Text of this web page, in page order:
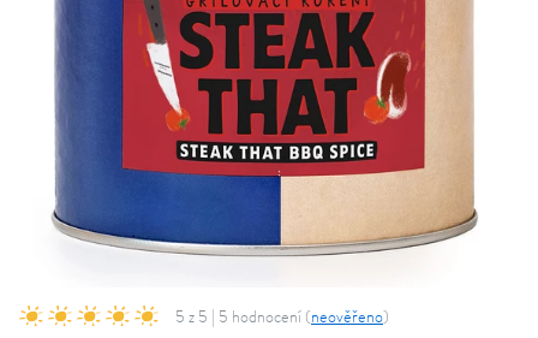
5 z 5 | 5 hodnocení (neověřeno)